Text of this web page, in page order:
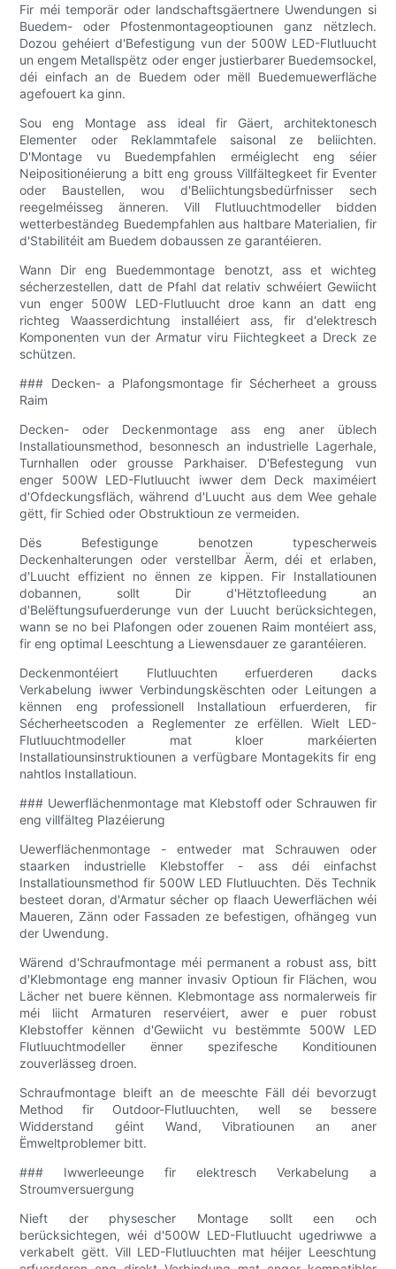
Fir méi temporär oder landschaftsgäertnere Uwendungen si
Buedem- oder Pfostenmontageoptiounen ganz nëtzlech.
Dozou gehéiert d'Befestigung vun der 500W LED-Flutluucht
un engem Metallspëtz oder enger justierbarer Buedemsockel,
déi einfach an de Buedem oder mëll Buedemuewerfläche
agefouert ka ginn.
Sou eng Montage ass ideal fir Gäert, architektonesch
Elementer oder Reklammtafele saisonal ze beliichten.
D'Montage vu Buedempfahlen erméiglecht eng séier
Neipositionéierung a bitt eng grouss Villfältegkeet fir Eventer
oder Baustellen, wou d'Beliichtungsbedürfnisser sech
reegelméisseg änneren. Vill Flutluuchtmodeller bidden
wetterbeständeg Buedempfahlen aus haltbare Materialien, fir
d'Stabilitéit am Buedem dobaussen ze garantéieren.
Wann Dir eng Buedemmontage benotzt, ass et wichteg
sécherzestellen, datt de Pfahl dat relativ schwéiert Gewiicht
vun enger 500W LED-Flutluucht droe kann an datt eng
richteg Waasserdichtung installéiert ass, fir d'elektresch
Komponenten vun der Armatur viru Fiichtegkeet a Dreck ze
schützen.
### Decken- a Plafongsmontage fir Sécherheet a grouss
Raim
Decken- oder Deckenmontage ass eng aner üblech
Installatiounsmethod, besonnesch an industrielle Lagerhale,
Turnhallen oder grousse Parkhaiser. D'Befestegung vun
enger 500W LED-Flutluucht iwwer dem Deck maximéiert
d'Ofdeckungsfläch, während d'Luucht aus dem Wee gehale
gëtt, fir Schied oder Obstruktioun ze vermeiden.
Dës Befestigunge benotzen typescherweis
Deckenhalterungen oder verstellbar Äerm, déi et erlaben,
d'Luucht effizient no ënnen ze kippen. Fir Installatiounen
dobannen, sollt Dir d'Hëtztofleedung an
d'Belëftungsufuerderunge vun der Luucht berücksichtegen,
wann se no bei Plafongen oder zouenen Raim montéiert ass,
fir eng optimal Leeschtung a Liewensdauer ze garantéieren.
Deckenmontéiert Flutluuchten erfuerderen dacks
Verkabelung iwwer Verbindungskëschten oder Leitungen a
kënnen eng professionell Installatioun erfuerderen, fir
Sécherheetscoden a Reglementer ze erfëllen. Wielt LED-
Flutluuchtmodeller mat kloer markéierten
Installatiounsinstruktiounen a verfügbare Montagekits fir eng
nahtlos Installatioun.
### Uewerflächenmontage mat Klebstoff oder Schrauwen fir
eng villfälteg Plazéierung
Uewerflächenmontage - entweder mat Schrauwen oder
staarken industrielle Klebstoffer - ass déi einfachst
Installatiounsmethod fir 500W LED Flutluuchten. Dës Technik
besteet doran, d'Armatur sécher op flaach Uewerflächen wéi
Maueren, Zänn oder Fassaden ze befestigen, ofhängeg vun
der Uwendung.
Wärend d'Schraufmontage méi permanent a robust ass, bitt
d'Klebmontage eng manner invasiv Optioun fir Flächen, wou
Lächer net buere kënnen. Klebmontage ass normalerweis fir
méi liicht Armaturen reservéiert, awer e puer robust
Klebstoffer kënnen d'Gewiicht vu bestëmmte 500W LED
Flutluuchtmodeller ënner spezifesche Konditiounen
zouverlässeg droen.
Schraufmontage bleift an de meeschte Fäll déi bevorzugt
Method fir Outdoor-Flutluuchten, well se bessere
Widderstand géint Wand, Vibratiounen an aner
Ëmweltproblemer bitt.
### Iwwerleeunge fir elektresch Verkabelung a
Stroumversuergung
Nieft der physescher Montage sollt een och
berücksichtegen, wéi d'500W LED-Flutluucht ugedriwwe a
verkabelt gëtt. Vill LED-Flutluuchten mat héijer Leeschtung